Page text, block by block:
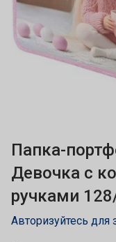
Папка-
Девочка с
ручками
Авторизуйтесь для